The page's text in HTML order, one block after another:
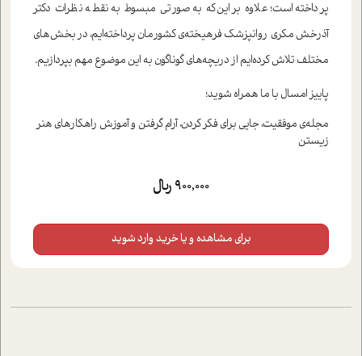
پرداخته است؛ علاوه بر این‌که به صورتی مبسوط به نقطه نظرات دکتر
آذرخش مکری روانپزشک فرهیخته‌ی کشورمان پرداخته‌ایم، در بخش‌های
مختلف تلاش کرده‌ایم از دریچه‌های گوناگون به این موضوع مهم بپردازیم.
پاییز امسال با ما همراه شوید؛
مجله‌ی موفقیت، جایی برای فکر کردن، آرام گرفتن و آموزش راهکارهای هنر
زیستن
900,000 ریال
برای مشاهده و یا خرید وارد شوید